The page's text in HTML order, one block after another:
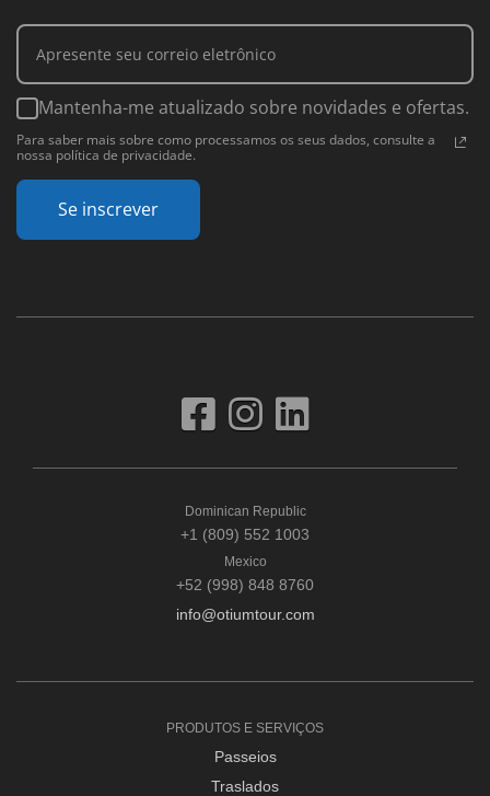
Mantenha-me atualizado sobre novidades e ofertas.
Para saber mais sobre como processamos os seus dados, consulte a
nossa política de privacidade.
Se inscrever
Dominican Republic
+1 (809) 552 1003
Mexico
+52 (998) 848 8760
info@otiumtour.com
PRODUTOS E SERVIÇOS
Passeios
Traslados